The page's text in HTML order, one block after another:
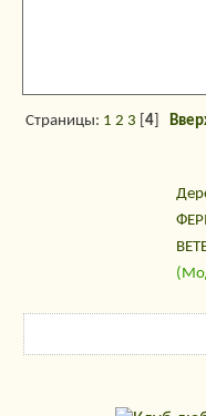
Страницы: 1 2 3 [4